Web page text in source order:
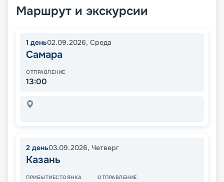
Маршрут и экскурсии
1 день02.09.2026, Среда
Самара
ОТПРАВЛЕНИЕ
13:00
2 день03.09.2026, Четверг
Казань
ПРИБЫТИЕСТОЯНКА ОТПРАВЛЕНИЕ